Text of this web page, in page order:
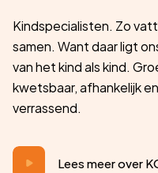
Kindspecialisten. Zo
samen. Want daar ligt
van het kind als kind.
kwetsbaar, afhankelijk
verrassend.
Lees meer over